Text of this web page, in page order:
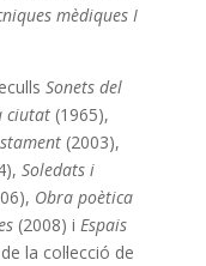
mèdiques I
Sonets del
ciutat(1965),
(2003),
Soledats i
Obra poètica
(2008) i Espais
la col·lecció de